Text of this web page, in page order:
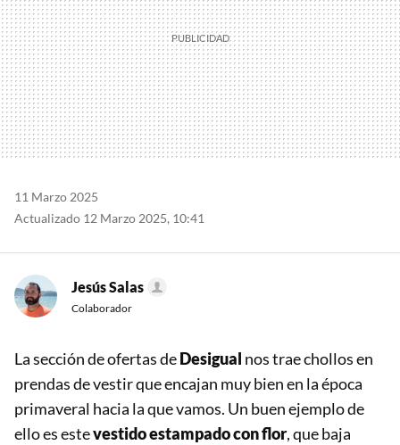
11 Marzo 2025
Actualizado 12 Marzo 2025, 10:41
Jesús Salas
Colaborador
La sección de ofertas deDesigual nos trae chollos en
prendas de vestir que encajan muy bien en la época
primaveral hacia la que vamos. Un buen ejemplo de
ello es estevestido estampado con flor, que baja